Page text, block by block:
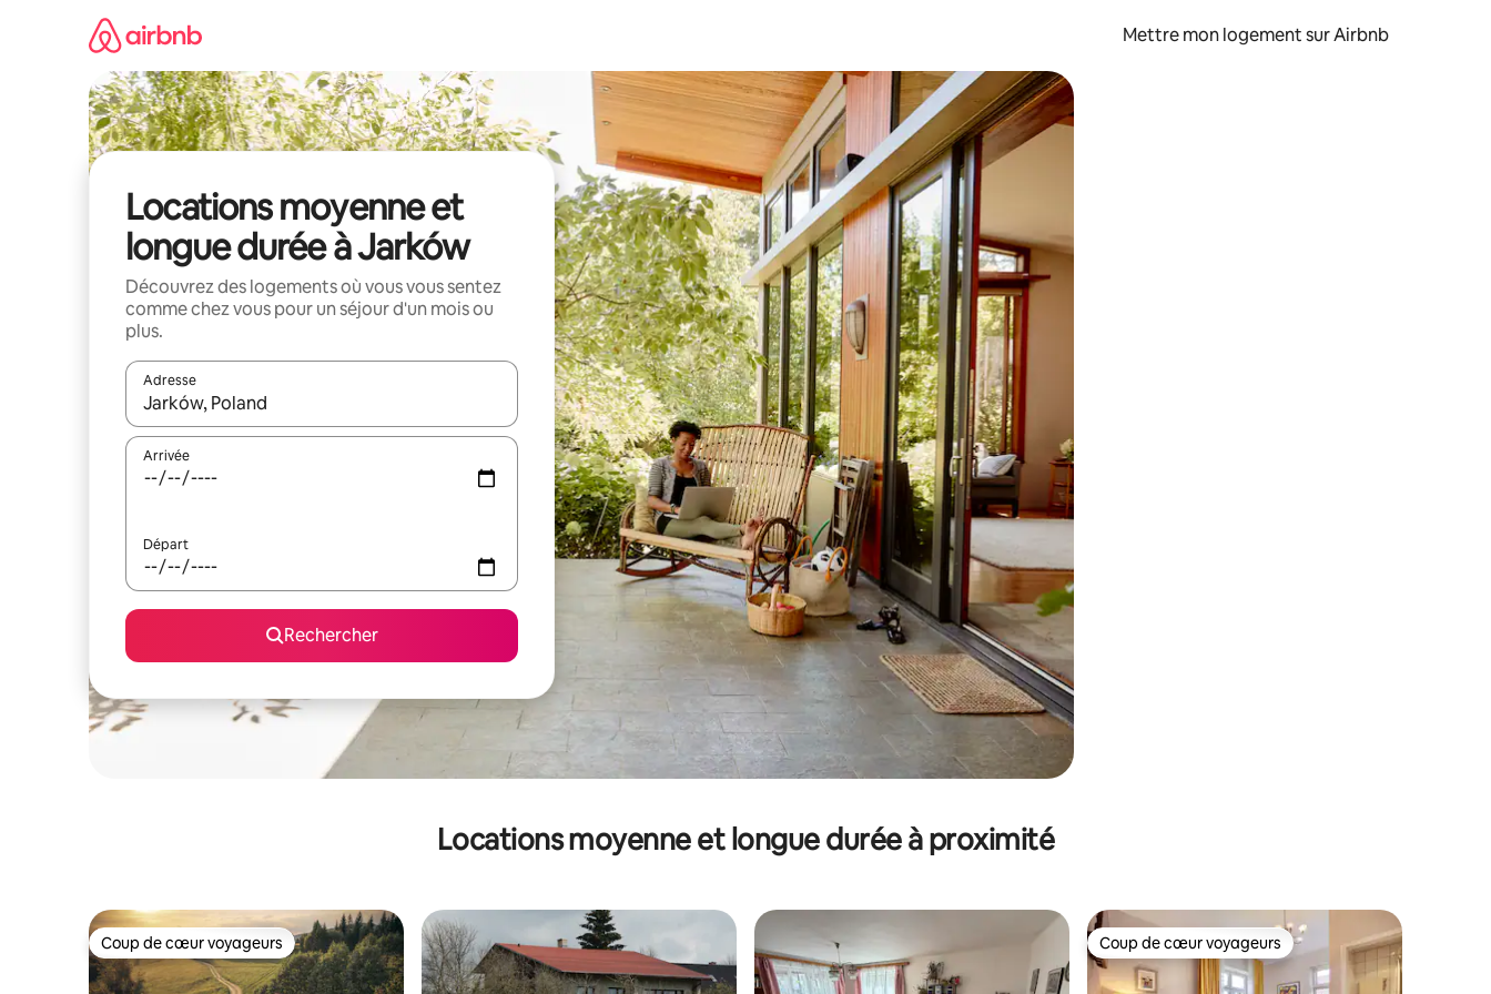
Mettre mon logement sur Airbnb
Locations moyenne et
longue durée à Jarków
Découvrez des logements où vous vous sentez
comme chez vous pour un séjour d'un mois ou
plus.
Adresse
Lorsque les résultats s'affichent, utilisez les flèches vers le haut et vers le bas pour les parcourir ou en appuyant et en faisant glisser.
Arrivée
Départ
Rechercher
Locations moyenne et longue durée à proximité
Coup de cœur voyageurs
Coup de cœur voyageurs Coup de cœur voyageurs
Coup de cœur voyageurs